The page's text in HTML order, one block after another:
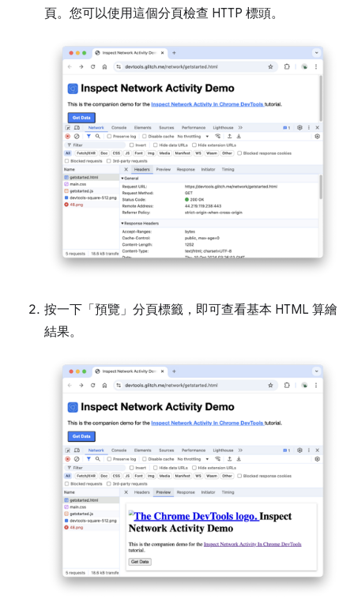
頁。您可以使用這個分頁檢查 HTTP 標頭。
按一下「預覽」 分頁標籤，即可查看基本 HTML 算繪
結果。